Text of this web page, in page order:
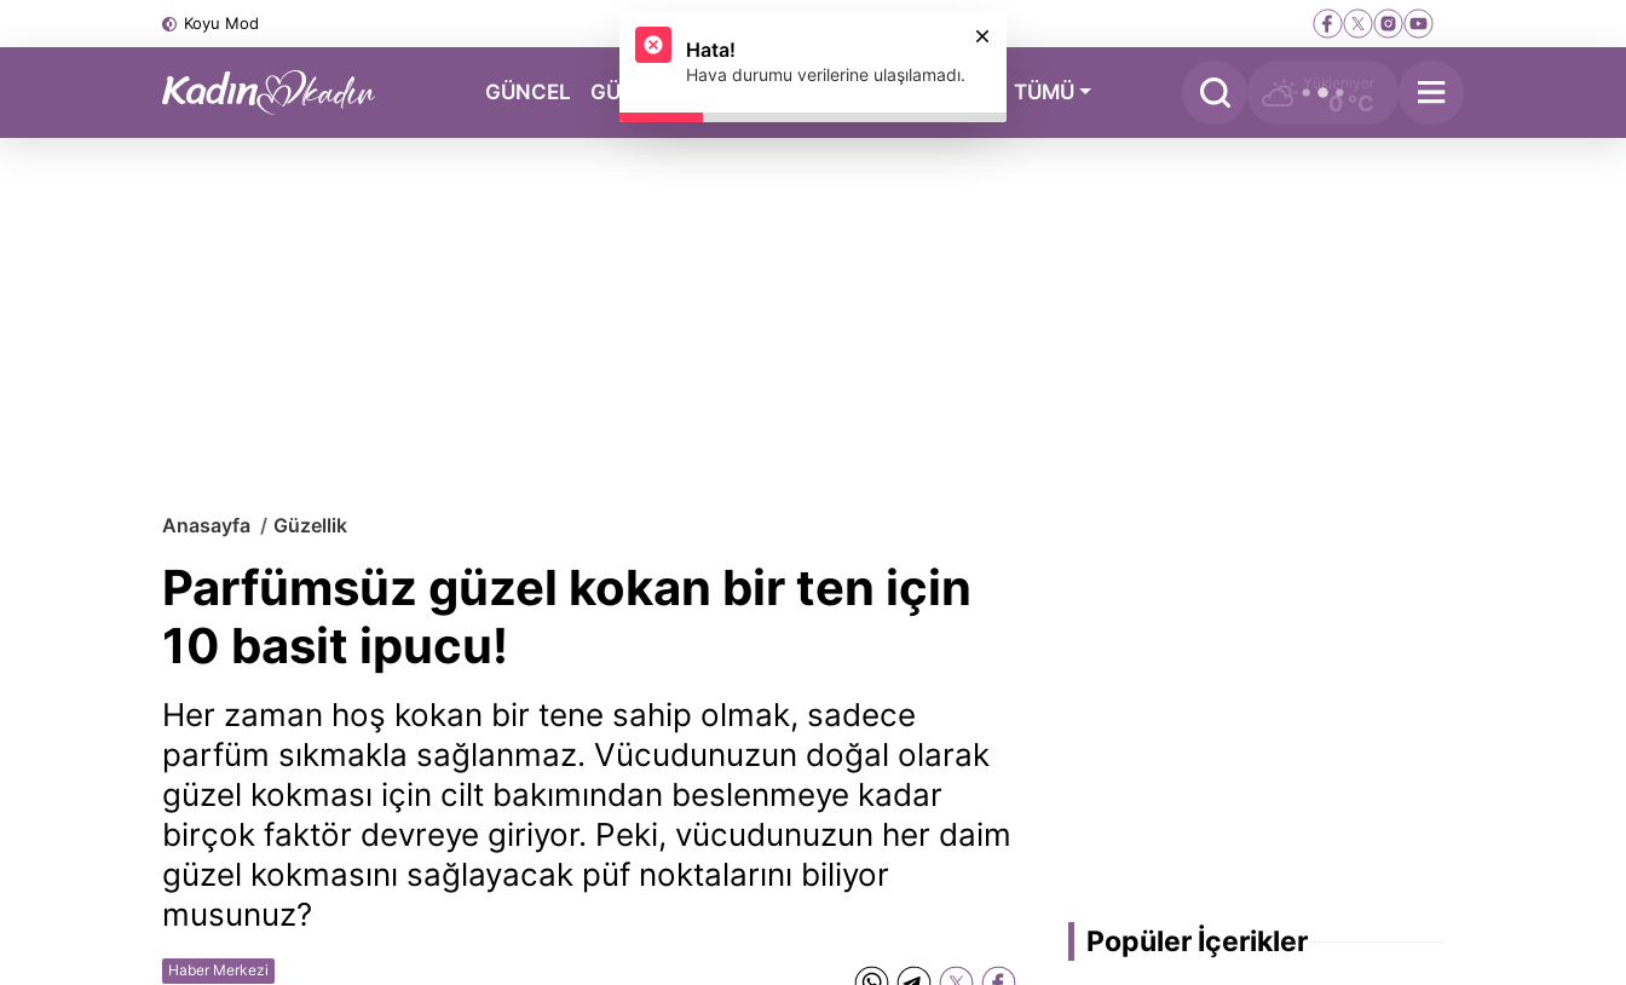
Koyu Mod
GÜNCEL GÜZELLİK MAGAZİN TÜMÜ Yükleniyor
0 °C
Anasayfa Güzellik
Parfümsüz güzel kokan bir ten için
10 basit ipucu!
Her zaman hoş kokan bir tene sahip olmak, sadece
parfüm sıkmakla sağlanmaz. Vücudunuzun doğal olarak
güzel kokması için cilt bakımından beslenmeye kadar
birçok faktör devreye giriyor. Peki, vücudunuzun her daim
güzel kokmasını sağlayacak püf noktalarını biliyor
musunuz?
Haber Merkezi
Popüler İçerikler
Hata!
Hava durumu verilerine ulaşılamadı.